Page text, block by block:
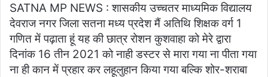
SATNA MP NEWS : शासकीय उच्चतर माध्यमिक विद्यालय
देवराज नगर जिला सतना मध्य प्रदेश मैं अतिथि शिक्षक वर्ग 1
गणित में पढ़ाता हूं यह की छात्र रोशन कुशवाहा को मेरे द्वारा
दिनांक 16 तीन 2021 को नाही डस्टर से मारा गया ना पीता गया
ना ही कान में प्रहार कर लहूलुहान किया गया बल्कि शोर-शराबा